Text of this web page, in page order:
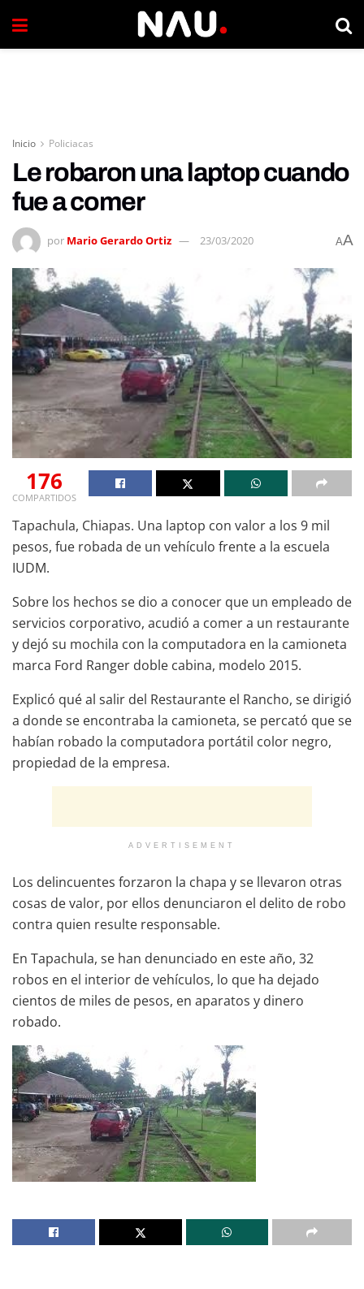
Inicio Policiacas
Le robaron una laptop cuando
fue a comer
por Mario Gerardo Ortiz 23/03/2020 AA
176
COMPARTIDOS
Tapachula, Chiapas. Una laptop con valor a los 9 mil
pesos, fue robada de un vehículo frente a la escuela
IUDM.
Sobre los hechos se dio a conocer que un empleado de
servicios corporativo, acudió a comer a un restaurante
y dejó su mochila con la computadora en la camioneta
marca Ford Ranger doble cabina, modelo 2015.
Explicó qué al salir del Restaurante el Rancho, se dirigió
a donde se encontraba la camioneta, se percató que se
habían robado la computadora portátil color negro,
propiedad de la empresa.
ADVERTISEMENT
Los delincuentes forzaron la chapa y se llevaron otras
cosas de valor, por ellos denunciaron el delito de robo
contra quien resulte responsable.
En Tapachula, se han denunciado en este año, 32
robos en el interior de vehículos, lo que ha dejado
cientos de miles de pesos, en aparatos y dinero
robado.